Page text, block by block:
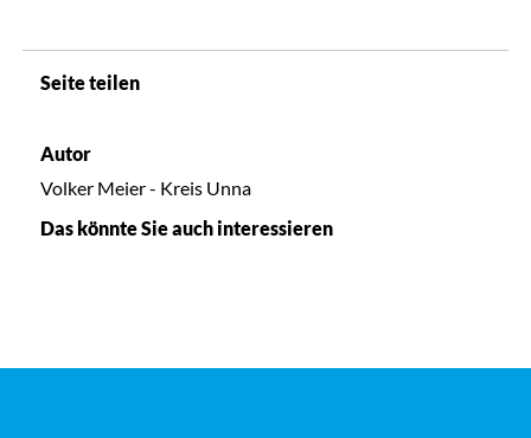
Seite teilen
Autor
Volker Meier - Kreis Unna
Das könnte Sie auch interessieren